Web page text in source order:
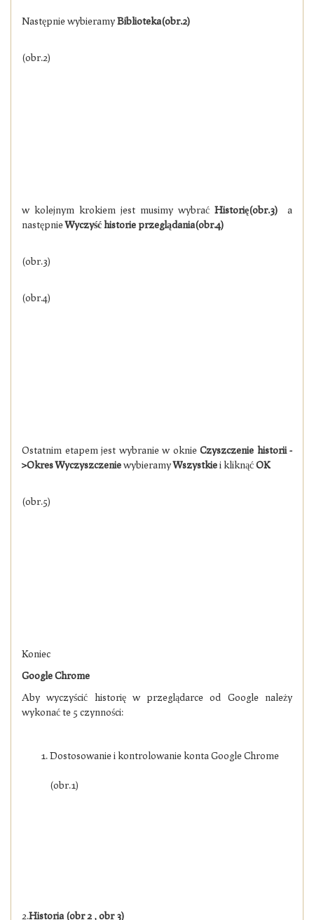
Następnie wybieramyBiblioteka(obr.2)
(obr.2)
w kolejnym krokiem jest musimy wybrać Historię(obr.3) a
następnieWyczyść historie przeglądania(obr.4)
(obr.3)
(obr.4)
Ostatnim etapem jest wybranie w oknie Czyszczenie historii -
>Okres WyczyszczeniewybieramyWszystkiei kliknąćOK
(obr.5)
Koniec
Google Chrome
Aby wyczyścić historię w przeglądarce od Google należy
wykonać te 5 czynności:
Dostosowanie i kontrolowanie konta Google Chrome
(obr.1)
2.Historia (obr 2 , obr 3)